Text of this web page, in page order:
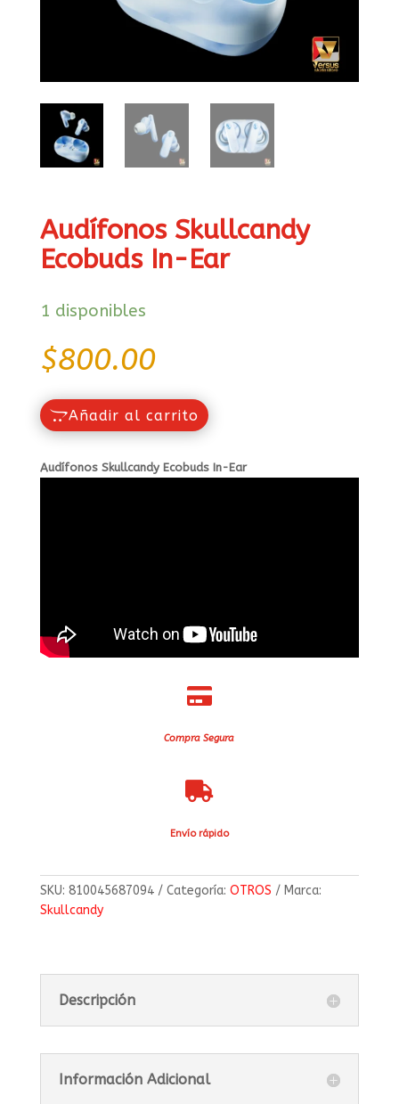
Audífonos Skullcandy
Ecobuds In-Ear
1 disponibles
$800.00
Añadir al carrito
Audífonos Skullcandy Ecobuds In-Ear

Compra Segura

Envío rápido
SKU: 810045687094 Categoría: OTROS
Marca:
Skullcandy
Descripción
Información Adicional